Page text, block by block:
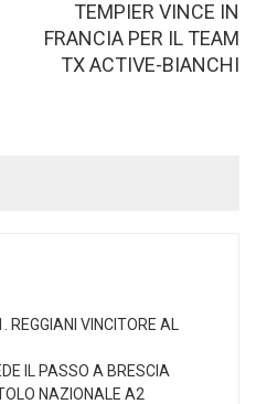
TEMPIER VINCE IN
FRANCIA PER IL TEAM
TX ACTIVE-BIANCHI
VINCITORE AL
IL PASSO A BRESCIA
NAZIONALE A2